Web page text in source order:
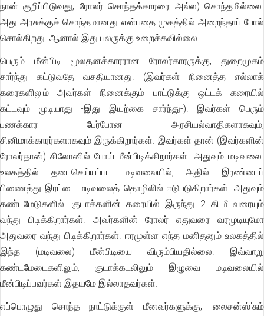
நான் குறிப்பிடுவது, ரோலர் சொந்தக்காரரை அல்ல) சொந்தமில்லை.
அது அரசுக்குச் சொந்தமானது என்பதை முகத்தில் அறைந்தாப் போல்
சொல்கிறது. ஆனால் இது பலருக்கு உறைக்கவில்லை.
பெரும் மீன்பிடி மூலதனக்காரரான ரோலர்காரருக்கு, துறைமுகம்
சார்ந்து கட்டுவதே வசதியானது. (இவர்கள் நினைத்த எல்லாக்
கரைகளிலும் அவர்கள் நினைக்கும் பாட்டுக்கு ஒட்டக் கரையில்
கட்டவும் முடியாது -இது இயற்கை சார்ந்து-). இவர்கள் பெரும்
பணக்கார பேர்போன அரசியல்வாதிகளாகவும்,
சினிமாக்காரர்களாகவும் இருக்கிறார்கள். இவர்கள் தான் (இவர்களின்
ரோலர்தான்) சிலோனில் போய் மீன்பிடிக்கிறார்கள். அதுவும் மடிவலை.
உலகத்தில் தடைசெய்யப்பட மடிவலையில், அதில் இரண்டைப்
பிணைத்து இரட்டை மடிவலைத் தொழிலில் ஈடுபடுகிறார்கள். அதுவும்
கண்டமேடுகளில். குடாக்களின் கரையில் இருந்து 2 கி.மீ வரையும்
வந்து பிடிக்கிறார்கள். அவர்களின் ரோலர் எதுவரை வரமுடியுமோ
அதுவரை வந்து பிடிக்கிறார்கள். ஈரமுள்ள எந்த மனிதனும் உலகத்தில்
இந்த (மடிவலை) மீன்பிடியை விரும்பியதில்லை. இவ்வாறு
கண்டமேடைகளிலும், குடாக்கடலிலும் இழுவை மடிவலையில்
மீன்பிடிப்பவர்கள் இதயமே இல்லாதவர்கள்.
எப்பொழுது சொந்த நாட்டுக்குள் மீனவர்களுக்கு, 'லைசன்ஸ்'சும்